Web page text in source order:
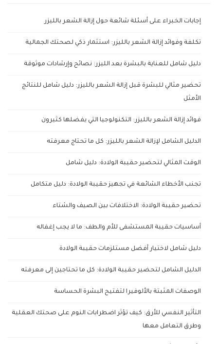
إجابات الخبراء على أسئلة شائعة حول إزالة الشعر بالليزر
تكلفة وفوائد إزالة الشعر بالليزر: استثمار ذكي لصحتك الجمالية
دليل شامل للعناية بالبشرة بعد الليزر: نصائح وإرشادات موثوقة
تحضير مثالي للبشرة قبل إزالة الشعر بالليزر: دليل شامل للنتائج
الأمثل
فوائد إزالة الشعر بالليزر: التكنولوجيا التي يفضلها كثيرون
الدليل الشامل لإزالة الشعر بالليزر: كل ما تحتاج معرفته
الوقت المثالي لتحضير حقيبة الولادة: دليل شامل
تجنب الأخطاء الشائعة في تجهيز حقيبة الولادة: دليل متكامل
تحضير حقيبة الولادة: الاختلافات بين الصيف والشتاء
أساسيات حقيبة المستشفى للأم والطف: ما لا يجب إغفاله
دليل شامل لاختيار أفضل مستلزمات حقيبة الولادة
الدليل الشامل لتحضير حقيبة الولادة: كل ما تحتاجين إلى معرفته
الوصفات المثبتة بالألوفيرا لتفتيح البشرة الحساسة
التأثير النفسي للأرق: كيف تؤثر اضطرابات النوم على صحتك العقلية
وطرق التعامل معها